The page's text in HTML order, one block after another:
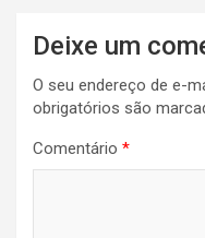
Navegação
de
Post
Deixe um
O seu endereço de e-
obrigatórios são
Comentário *